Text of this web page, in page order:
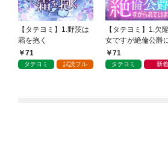
【タテヨミ】1.野茨は
霜を抱く
71
タテヨミ 試読フル
【タテヨミ】1.欠
女ですが絶倫公爵に
がられています
71
タテヨミ 新着